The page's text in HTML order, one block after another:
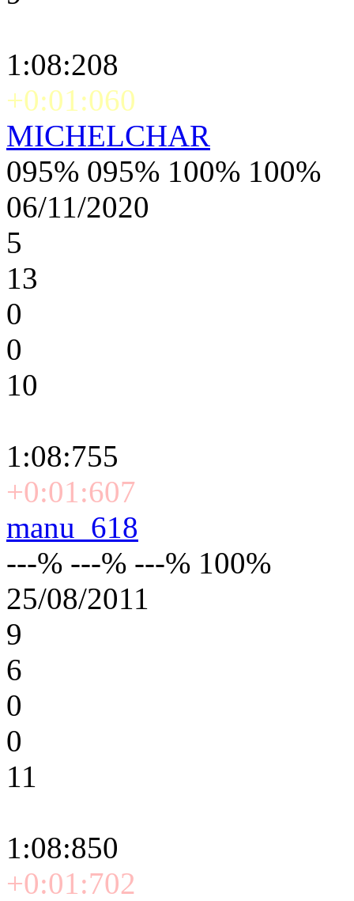
1:08:208
+0:01:060
MICHELCHAR
095% 095% 100% 100%
06/11/2020
5
13
0
0
10
1:08:755
+0:01:607
manu_618
---% ---% ---% 100%
25/08/2011
9
6
0
0
11
1:08:850
+0:01:702